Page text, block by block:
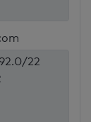
22